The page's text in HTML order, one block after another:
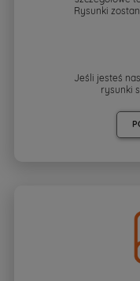
Rysunki
Jeśli jesteś
rysunki